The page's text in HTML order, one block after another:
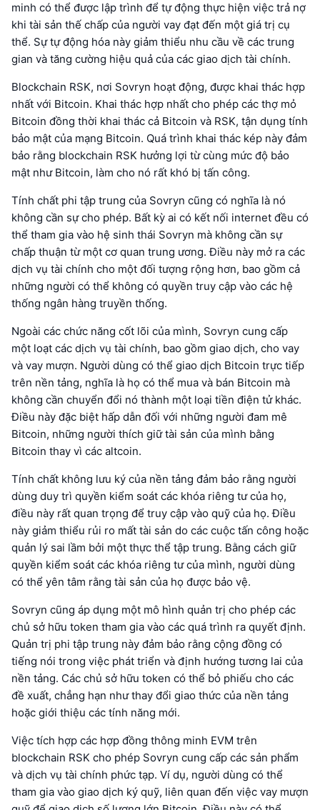
minh có thể được lập trình để tự động thực hiện việc trả nợ
khi tài sản thế chấp của người vay đạt đến một giá trị cụ
thể. Sự tự động hóa này giảm thiểu nhu cầu về các trung
gian và tăng cường hiệu quả của các giao dịch tài chính.
Blockchain RSK, nơi Sovryn hoạt động, được khai thác hợp
nhất với Bitcoin. Khai thác hợp nhất cho phép các thợ mỏ
Bitcoin đồng thời khai thác cả Bitcoin và RSK, tận dụng tính
bảo mật của mạng Bitcoin. Quá trình khai thác kép này đảm
bảo rằng blockchain RSK hưởng lợi từ cùng mức độ bảo
mật như Bitcoin, làm cho nó rất khó bị tấn công.
Tính chất phi tập trung của Sovryn cũng có nghĩa là nó
không cần sự cho phép. Bất kỳ ai có kết nối internet đều có
thể tham gia vào hệ sinh thái Sovryn mà không cần sự
chấp thuận từ một cơ quan trung ương. Điều này mở ra các
dịch vụ tài chính cho một đối tượng rộng hơn, bao gồm cả
những người có thể không có quyền truy cập vào các hệ
thống ngân hàng truyền thống.
Ngoài các chức năng cốt lõi của mình, Sovryn cung cấp
một loạt các dịch vụ tài chính, bao gồm giao dịch, cho vay
và vay mượn. Người dùng có thể giao dịch Bitcoin trực tiếp
trên nền tảng, nghĩa là họ có thể mua và bán Bitcoin mà
không cần chuyển đổi nó thành một loại tiền điện tử khác.
Điều này đặc biệt hấp dẫn đối với những người đam mê
Bitcoin, những người thích giữ tài sản của mình bằng
Bitcoin thay vì các altcoin.
Tính chất không lưu ký của nền tảng đảm bảo rằng người
dùng duy trì quyền kiểm soát các khóa riêng tư của họ,
điều này rất quan trọng để truy cập vào quỹ của họ. Điều
này giảm thiểu rủi ro mất tài sản do các cuộc tấn công hoặc
quản lý sai lầm bởi một thực thể tập trung. Bằng cách giữ
quyền kiểm soát các khóa riêng tư của mình, người dùng
có thể yên tâm rằng tài sản của họ được bảo vệ.
Sovryn cũng áp dụng một mô hình quản trị cho phép các
chủ sở hữu token tham gia vào các quá trình ra quyết định.
Quản trị phi tập trung này đảm bảo rằng cộng đồng có
tiếng nói trong việc phát triển và định hướng tương lai của
nền tảng. Các chủ sở hữu token có thể bỏ phiếu cho các
đề xuất, chẳng hạn như thay đổi giao thức của nền tảng
hoặc giới thiệu các tính năng mới.
Việc tích hợp các hợp đồng thông minh EVM trên
blockchain RSK cho phép Sovryn cung cấp các sản phẩm
và dịch vụ tài chính phức tạp. Ví dụ, người dùng có thể
tham gia vào giao dịch ký quỹ, liên quan đến việc vay mượn